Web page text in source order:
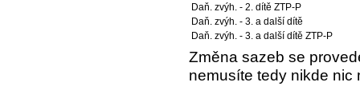
Daň. zvýh. - 2. dítě ZTP-P
Daň. zvýh. - 3. a další dítě
Daň. zvýh. - 3. a další dítě ZTP-P
Změna sazeb se
nemusíte tedy nikde nic